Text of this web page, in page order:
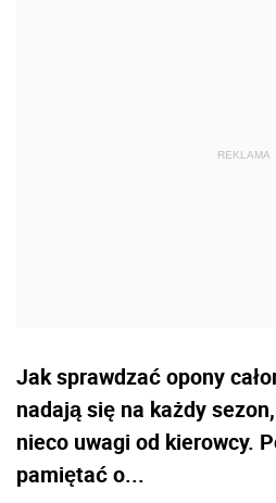
Jak sprawdzać opony
nadają się na każdy
nieco uwagi od kierowcy.
pamiętać o...